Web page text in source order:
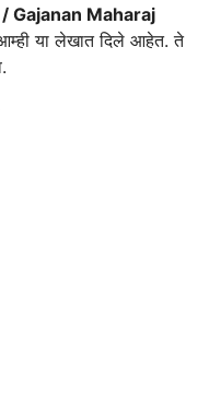
/ Gajanan Maharaj
या लेखात दिले आहेत. ते